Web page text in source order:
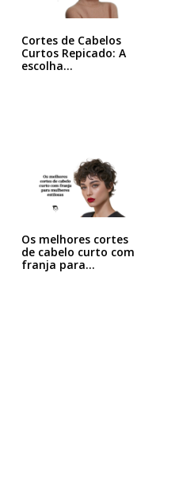
Cortes de Cabelos
Curtos Repicado: A
escolha…
Os melhores cortes
de cabelo curto com
franja para…